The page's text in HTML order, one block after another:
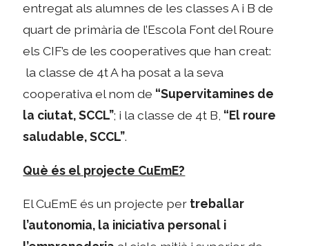
entregat als alumnes de les classes A i B de
quart de primària de l’Escola Font del Roure
els CIF’s de les cooperatives que han creat:
la classe de 4t A ha posat a la seva
cooperativa el nom de “Supervitamines de
la ciutat, SCCL”; i la classe de 4t B, “El roure
saludable, SCCL”.
Què és el projecte CuEmE?
El CuEmE és un projecte per treballar
l’autonomia, la iniciativa personal i